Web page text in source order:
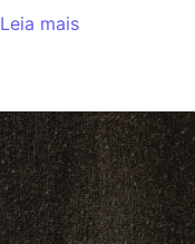
Leia mais